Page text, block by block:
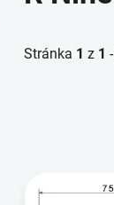
Stránka 1 z 1 -